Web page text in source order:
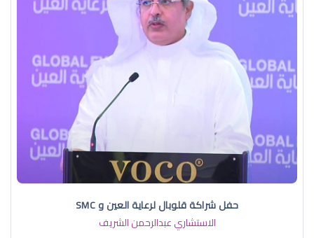
حفل شراكة قلوبال لرعاية العين و SMC
الاستشاري عبدالرحمن الشريف